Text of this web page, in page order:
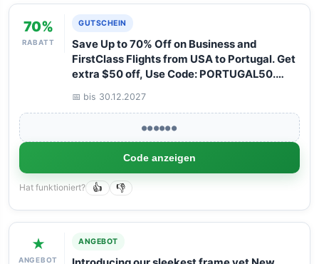
70%
RABATT
GUTSCHEIN
Save Up to 70% Off on Business and
FirstClass Flights from USA to Portugal. Get
extra $50 off, Use Code: PORTUGAL50.
📅 bis 30.12.2027
●●●●●●
Code anzeigen
Hat funktioniert? 👍 👎
★
ANGEBOT
ANGEBOT